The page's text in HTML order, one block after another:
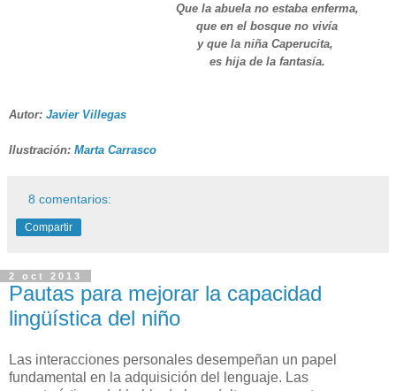
Que la abuela no estaba enferma,
que en el bosque no vivía
y que la niña Caperucita,
es hija de la fantasía.
Autor: Javier Villegas
Ilustración: Marta Carrasco
8 comentarios:
Compartir
2 oct 2013
Pautas para mejorar la capacidad
lingüística del niño
Las interacciones personales desempeñan un papel
fundamental en la adquisición del lenguaje. Las